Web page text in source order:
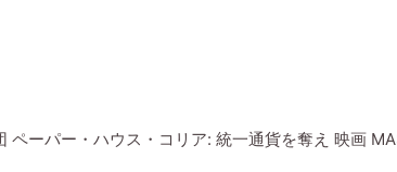
ーパー・ハウス・コリア: 統一通貨を奪え 映画